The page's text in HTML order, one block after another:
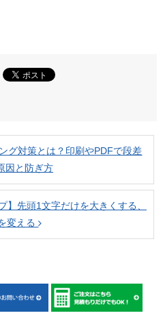
グ対策とは？印刷やPDFで段差
因と防ぎ方
】先頭1文字だけを大きくする、
変える